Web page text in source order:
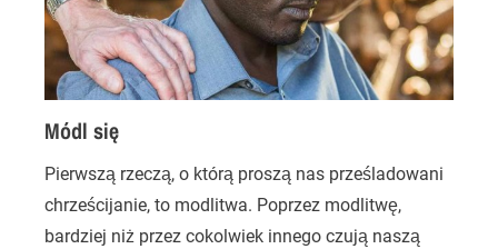
Módl się
Pierwszą rzeczą, o którą proszą nas prześladowani
chrześcijanie, to modlitwa. Poprzez modlitwę,
bardziej niż przez cokolwiek innego czują naszą